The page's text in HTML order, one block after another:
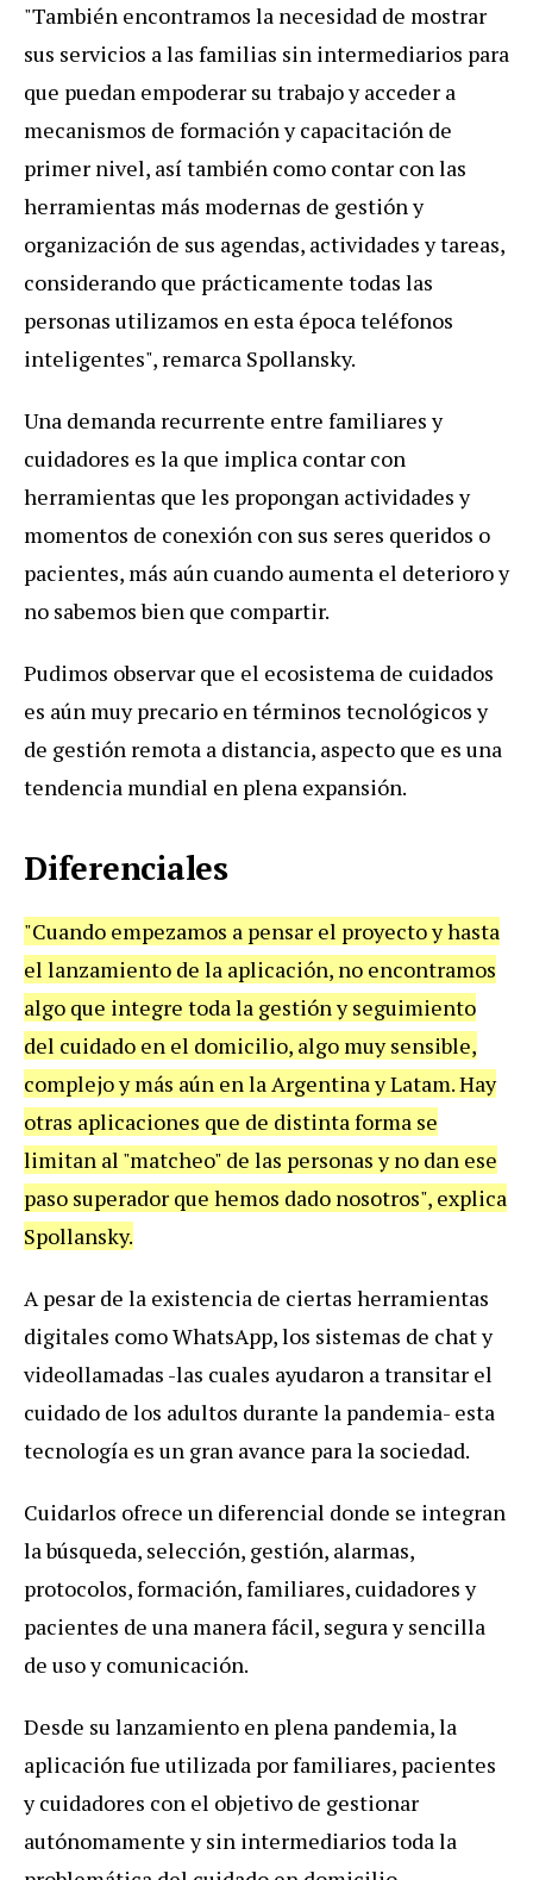
"También encontramos la necesidad de mostrar
sus servicios a las familias sin intermediarios para
que puedan empoderar su trabajo y acceder a
mecanismos de formación y capacitación de
primer nivel, así también como contar con las
herramientas más modernas de gestión y
organización de sus agendas, actividades y tareas,
considerando que prácticamente todas las
personas utilizamos en esta época teléfonos
inteligentes", remarca Spollansky.
Una demanda recurrente entre familiares y
cuidadores es la que implica contar con
herramientas que les propongan actividades y
momentos de conexión con sus seres queridos o
pacientes, más aún cuando aumenta el deterioro y
no sabemos bien que compartir.
Pudimos observar que el ecosistema de cuidados
es aún muy precario en términos tecnológicos y
de gestión remota a distancia, aspecto que es una
tendencia mundial en plena expansión.
Diferenciales
"Cuando empezamos a pensar el proyecto y hasta
el lanzamiento de la aplicación, no encontramos
algo que integre toda la gestión y seguimiento
del cuidado en el domicilio, algo muy sensible,
complejo y más aún en la Argentina y Latam. Hay
otras aplicaciones que de distinta forma se
limitan al "matcheo" de las personas y no dan ese
paso superador que hemos dado nosotros", explica
Spollansky.
A pesar de la existencia de ciertas herramientas
digitales como WhatsApp, los sistemas de chat y
videollamadas -las cuales ayudaron a transitar el
cuidado de los adultos durante la pandemia- esta
tecnología es un gran avance para la sociedad.
Cuidarlos ofrece un diferencial donde se integran
la búsqueda, selección, gestión, alarmas,
protocolos, formación, familiares, cuidadores y
pacientes de una manera fácil, segura y sencilla
de uso y comunicación.
Desde su lanzamiento en plena pandemia, la
aplicación fue utilizada por familiares, pacientes
y cuidadores con el objetivo de gestionar
autónomamente y sin intermediarios toda la